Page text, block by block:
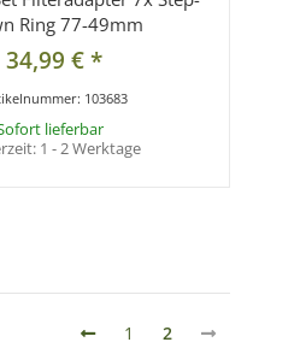
Ring 77-49mm
34,99 €*
103683
lieferbar
1 - 2 Werktage
1 2